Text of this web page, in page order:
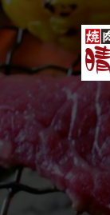
コ
ン
テ
ン
ス
キ
ッ
プ